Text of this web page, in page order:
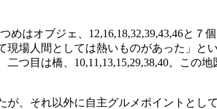
はオブジェ、12,16,18,32,39,43,46と７
場人間としては熱いものがあった」と
目は橋、10,11,13,15,29,38,40。この
それ以外に自主グルメポイントとし